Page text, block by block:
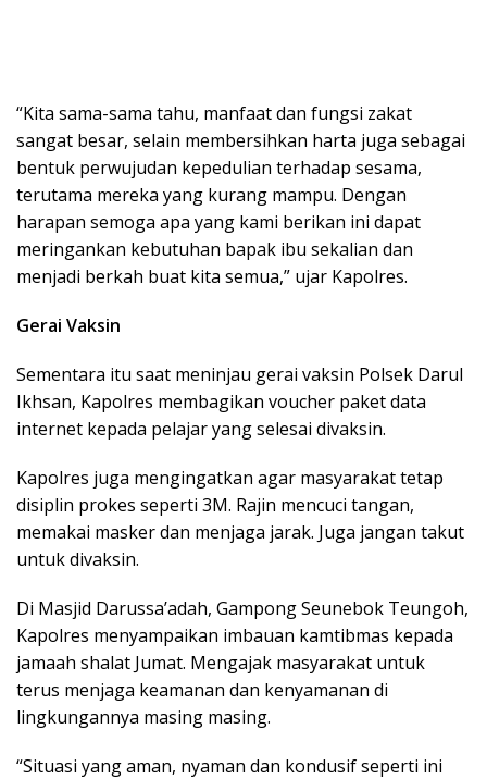
“Kita sama-sama tahu, manfaat dan fungsi zakat
sangat besar, selain membersihkan harta juga sebagai
bentuk perwujudan kepedulian terhadap sesama,
terutama mereka yang kurang mampu. Dengan
harapan semoga apa yang kami berikan ini dapat
meringankan kebutuhan bapak ibu sekalian dan
menjadi berkah buat kita semua,” ujar Kapolres.
Gerai Vaksin
Sementara itu saat meninjau gerai vaksin Polsek Darul
Ikhsan, Kapolres membagikan voucher paket data
internet kepada pelajar yang selesai divaksin.
Kapolres juga mengingatkan agar masyarakat tetap
disiplin prokes seperti 3M. Rajin mencuci tangan,
memakai masker dan menjaga jarak. Juga jangan takut
untuk divaksin.
Di Masjid Darussa’adah, Gampong Seunebok Teungoh,
Kapolres menyampaikan imbauan kamtibmas kepada
jamaah shalat Jumat. Mengajak masyarakat untuk
terus menjaga keamanan dan kenyamanan di
lingkungannya masing masing.
“Situasi yang aman, nyaman dan kondusif seperti ini